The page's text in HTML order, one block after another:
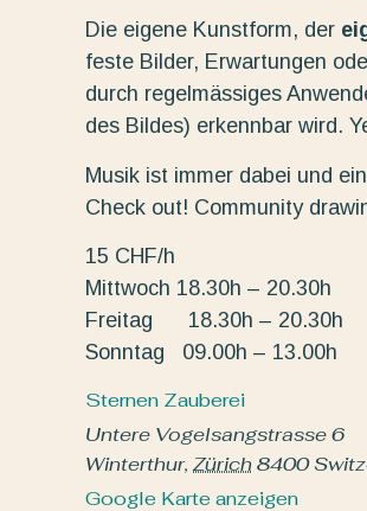
Die eigene Kunstform, der
feste Bilder, Erwartungen
durch regelmässiges
des Bildes) erkennbar wird.
Musik ist immer dabei und
Check out! Community
15 CHF/h
Mittwoch 18.30h – 20.30h
Freitag 18.30h – 20.30h
Sonntag 09.00h – 13.00h
Sternen Zauberei
Untere Vogelsangstrasse 6
Winterthur, Zürich8400
Google Karte anzeigen